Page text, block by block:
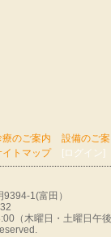
療のご案内
設備のご
イトマップ [ログイン]
1(富田）
（木曜日・土曜日午